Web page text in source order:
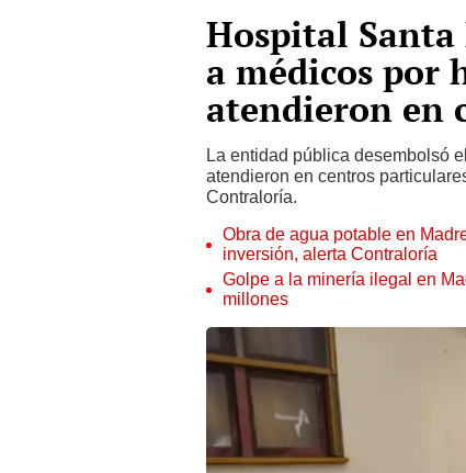
Hospital Santa
a médicos por
atendieron en
La entidad pública desembolsó
atendieron en centros
Contraloría.
Obra de agua potable en
inversión, alerta Contraloría
Golpe a la minería ilegal en
millones